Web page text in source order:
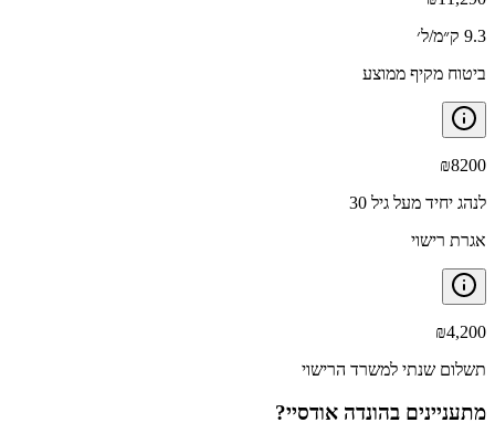
9.3 ק״מ/ל׳
ביטוח מקיף ממוצע
₪8200
לנהג יחיד מעל גיל 30
אגרת רישוי
₪4,200
תשלום שנתי למשרד הרישוי
מתעניינים בהונדה אודסיי?